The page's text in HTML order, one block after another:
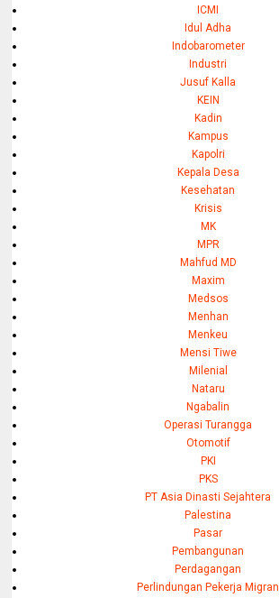
ICMI
Idul Adha
Indobarometer
Industri
Jusuf Kalla
KEIN
Kadin
Kampus
Kapolri
Kepala Desa
Kesehatan
Krisis
MK
MPR
Mahfud MD
Maxim
Medsos
Menhan
Menkeu
Mensi Tiwe
Milenial
Nataru
Ngabalin
Operasi Turangga
Otomotif
PKI
PKS
PT Asia Dinasti Sejahtera
Palestina
Pasar
Pembangunan
Perdagangan
Perlindungan Pekerja Migran